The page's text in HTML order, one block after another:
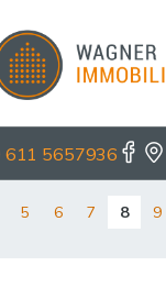
611 5657936
5 6 7 8 9